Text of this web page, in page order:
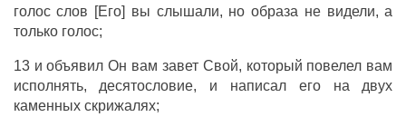
голос слов [Его] вы слышали, но образа не видели, а
только голос;
13 и объявил Он вам завет Свой, который повелел вам
исполнять, десятословие, и написал его на двух
каменных скрижалях;